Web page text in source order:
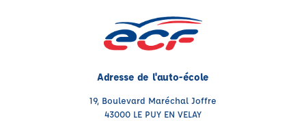
Adresse de l'auto-école
19, Boulevard Maréchal Joffre
43000 LE PUY EN VELAY